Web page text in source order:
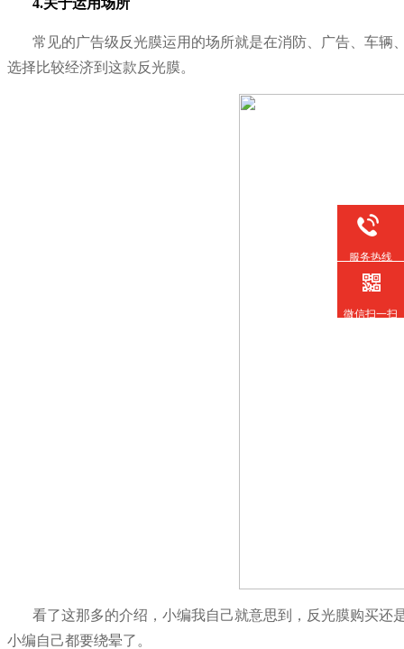
4.关于运用场所
常见的广告级反光膜运用的场所就是在消防、广告、车
选择比较经济到这款反光膜。
看了这那多的介绍，小编我自己就意思到，反光膜购买
小编自己都要绕晕了。
服务热线
微信扫一扫